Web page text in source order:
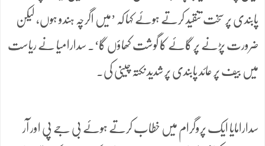
پابندی پر سخت تنقید کرتے ہوئے کہا کہ ’میں اگرچہ ہندو ہوں، لیکن
ضرورت پڑنے پر گائے کا گوشت کھاؤں گا‘۔ سدارامیا نے ریاست
میں بیف پر عائد پابندی پر شدید نکتہ چینی کی۔
سدارامایا ایک پروگرام میں خطاب کرتے ہوئے بی جے پی اور آر